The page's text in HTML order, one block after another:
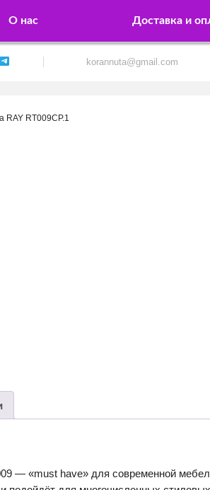
О нас Доставка и
korannuta@gmail.com
RAY RT009CP.1
— «must have» для современной